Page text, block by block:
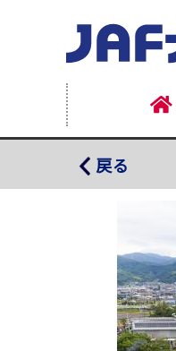
戻る